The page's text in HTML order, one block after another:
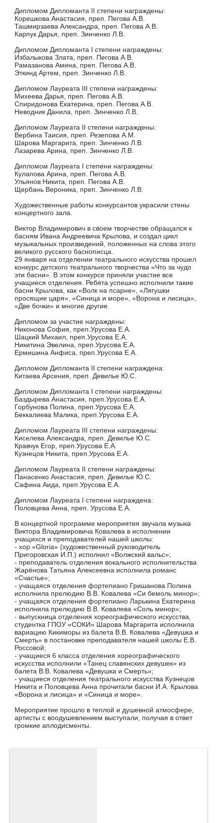
Дипломом Дипломанта II степени награждены:
Корешкова Анастасия, преп. Пегова А.В.
Ташмирзаева Александра, преп. Пегова А.В.
Карпук Дарья, преп. Зинченко Л.В.
Дипломом Дипломанта I степени награждены:
Избалыкова Злата, преп. Пегова А.В.
Рамазанова Амина, преп. Пегова А.В.
Эткинд Артем, преп. Зинченко Л.В.
Дипломом Лауреата III степени награждены:
Михеева Дарья, преп. Пегова А.В.
Спиридонова Екатерина, преп. Пегова А.В.
Неводник Данила, преп. Зинченко Л.В.
Дипломом Лауреата II степени награждены:
Вербина Таисия, преп. Резепова А.М.
Шарова Маргарита, преп. Зинченко Л.В.
Лазарева Арина, преп. Зинченко Л.В.
Дипломом Лауреата I степени награждены:
Кулапова Арина, преп. Пегова А.В.
Ульянов Никита, преп. Пегова А.В.
Щербань Вероника, преп. Зинченко Л.В.
Художественные работы конкурсантов украсили стены
концертного зала.
Виктор Владимирович в своем творчестве обращался к
басням Ивана Андреевича Крылова, и создал цикл
музыкальных произведений, положенных на слова этого
великого русского баснописца.
29 января на отделении театрального искусства прошел
конкурс детского театрального творчества «Что за чудо
эти басни». В этом конкурсе приняли участие все
учащиеся отделения. Ребята успешно исполнили такие
басни Крылова, как «Волк на псарне», «Лягушки
просящие царя», «Синица и море», «Ворона и лисица»,
«Две бочки» и многие другие.
Дипломом за участие награждены:
Никонова София, преп.Урусова Е.А.
Шацкий Михаил, преп.Урусова Е.А.
Никитина Эвелина, преп.Урусова Е.А.
Ермишина Анфиса, преп.Урусова Е.А.
Дипломом Дипломанта II степени награждена:
Китаева Арсения, преп. Девилье Ю.С.
Дипломом Дипломанта I степени награждены:
Баздырева Анастасия, преп.Урусова Е.А.
Горбунова Полина, преп.Урусова Е.А.
Беккалиева Малика, преп.Урусова Е.А.
Дипломом Лауреата III степени награждены:
Киселева Александра, преп. Девилье Ю.С.
Кравчук Егор, преп.Урусова Е.А.
Кузнецов Никита, преп.Урусова Е.А.
Дипломом Лауреата II степени награждены:
Панасенко Анастасия, преп. Девилье Ю.С.
Сафина Аида, преп.Урусова Е.А.
Дипломом Лауреата I степени награждена:
Половцева Анна, преп. Урусова Е.А.
В концертной программе мероприятия звучала музыка
Виктора Владимировича Ковалева в исполнении
учащихся и преподавателей нашей школы:
- хор «Gloria» (художественный руководитель
Пригоровская И.П.) исполнил «Волжский вальс»;
- преподаватель отделения вокального исполнительства
Жарёнова Татьяна Алексеевна исполнила романс
«Счастье»;
- учащаяся отделения фортепиано Гришанова Полина
исполнила прелюдию В.В. Ковалева «Си бемоль минор»;
- учащаяся отделения фортепиано Ларькина Екатерина
исполнила прелюдию В.В. Ковалева «Соль минор»;
- выпускница отделения хореографического искусства,
студентка ГПОУ «СОКИ» Шарова Маргарита исполнила
вариацию Кикиморы из балета В.В. Ковалева «Девушка и
Смерть» в постановке преподавателя нашей школы Е.В.
Россовой;
- учащиеся 6 класса отделения хореографического
искусства исполнили «Танец славянских девушек» из
балета В.В. Ковалева «Девушка и Смерть»;
- учащиеся отделения театрального искусства Кузнецов
Никита и Половцева Анна прочитали басни И.А. Крылова
«Ворона и лисица» и «Синица и море».
Мероприятие прошло в теплой и душевной атмосфере,
артисты с воодушевлением выступали, получая в ответ
громкие аплодисменты.